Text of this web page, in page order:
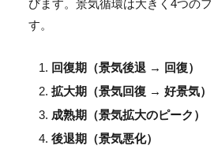
びます。景気循環は大きく4つの
す。
回復期（景気後退 → 回復）
拡大期（景気回復 → 好景気）
成熟期（景気拡大のピーク）
後退期（景気悪化）